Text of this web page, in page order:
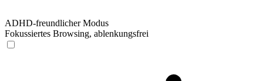
ADHD-freundlicher Modus
Fokussiertes Browsing, ablenkungsfrei